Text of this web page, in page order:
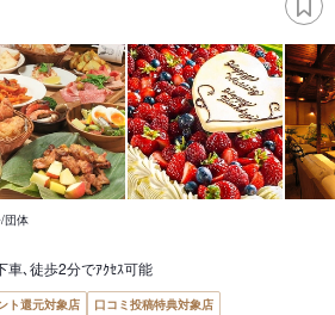
団体
車､徒歩2分でｱｸｾｽ可能
ト還元対象店
口コミ投稿特典対象店